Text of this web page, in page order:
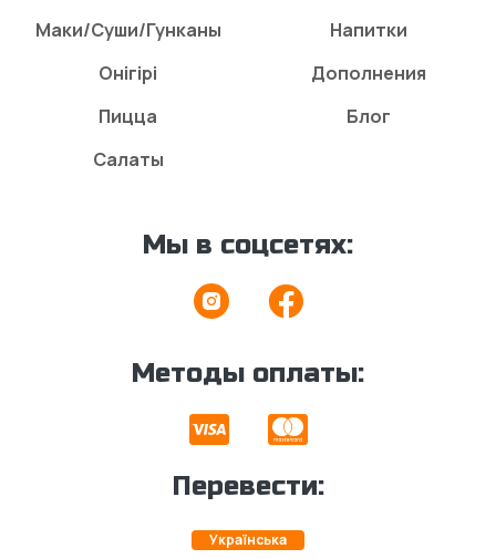
Маки/Суши/Гунканы
Онігірі
Пицца
Салаты
Напитки
Дополнения
Блог
Мы в соцсетях:
Методы оплаты:
Перевести:
Українська